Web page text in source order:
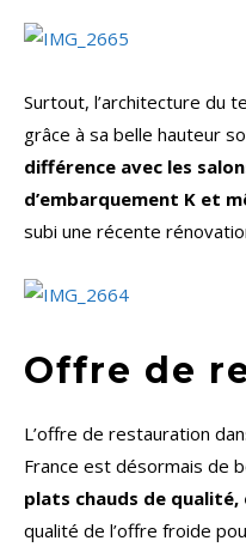
Surtout, l’architecture du
grâce à sa belle hauteur
différence avec les
d’embarquement K et
subi une récente
Offre de
L’offre de restauration
France est désormais de
plats chauds de
qualité de l’offre froide